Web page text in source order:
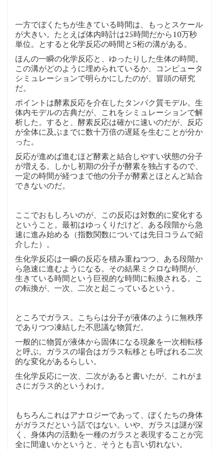
一方でぼくたちが生きている時間は、もっとスケール
が大きい。たとえば体内時計は25時間だから10万秒
単位。とすると化学反応の時間と5桁の溝がある。
ほんの一瞬の化学反応と、ゆったりした生体の時間。
この溝がどのように埋められているか、コンピュータ
シミュレーションで明らかにしたのが、冒頭の研究
だ。
ポイントは酵素反応を介在したタンパク質モデル。生
体内モデルの古典だが、これをシミュレーションで解
析した。すると、酵素反応は確かに速いのだが、反応
が全体に及ぶまでに数十万倍の遅延を生むことが分か
った。
反応が進めば進むほど酵素と結合しやすい状態の分子
が増える。しかし初期の分子が酵素を独占するので、
一定の時間が経つまで他の分子が酵素とほとんど結合
できないのだ。
ここでおもしろいのが、この反応は対数的に変化する
ということ。最初はゆっくりだけど、ある段階から急
速に進み始める（指数関数については先日コラムで紹
介した）。
生化学反応は一瞬の反応を積み重ねつつ、ある段階か
ら急速に進むようになる。その結果ミクロな時間が、
生きている時間という巨視的な時間に転換される。こ
の転換が、一次、二次と起こっているという。
ところでガラス。こちらは分子が液体のように無秩序
でありつつ凍結した不思議な物質だ。
一般的に物質が液体から固体になる現象を一次相転移
と呼ぶ。ガラスの場合はガラス転移とも呼ばれる二次
的な変化があるらしい。
生化学反応に一次、二次があると書いたが、これがま
さにガラス的というわけ。
もちろんこれはアナロジーであって、ぼくたちの身体
がガラスだという話ではない。いや、ガラスは謎が深
く、身体内の活動を一種のガラスと表現することが完
全に間違いかというと、そうとも言い切れない。